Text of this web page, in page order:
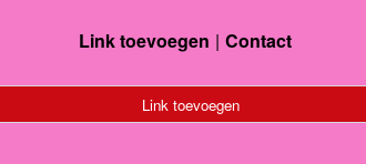
Link toevoegen Contact
Link toevoegen